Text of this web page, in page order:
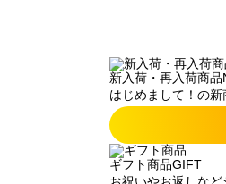
新入荷・再入荷商品
はじめまして！の新
ギフト商品GIFT